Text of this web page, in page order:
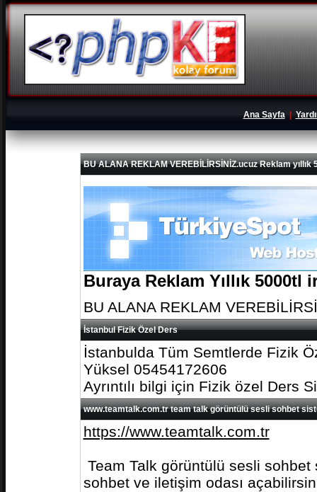
Ana Sayfa|
BU ALANA REKLAM VEREBİLİRSİNİZ.ucuz Reklam yıllık
Buraya Reklam Yıllık
BU ALANA REKLAM
İstanbul Fizik Özel Ders
İstanbulda Tüm Semtlerde Fizik
Yüksel 05454172606
Ayrıntılı bilgi için Fizik özel Ders
www.teamtalk.com.tr team talk görüntülü sesli sohbet
https://www.teamtalk.com.tr
Team Talk görüntülü sesli
sohbet ve iletişim odası